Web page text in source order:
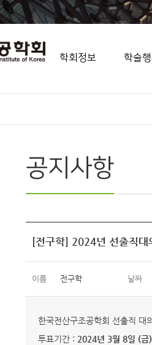
학회정보 학술
공지사항
[전구학] 2024년 선출직대
이름 전구학 날짜
한국전산구조공학회 선출직 대
투표기간 : 2024년 3월 8일 (금